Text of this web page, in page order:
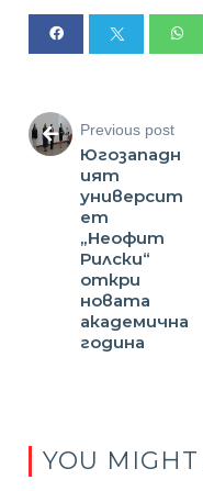
Previous post
Югозападн
ият
университ
ет
„Неофит
Рилски“
откри
новата
академична
година
YOU